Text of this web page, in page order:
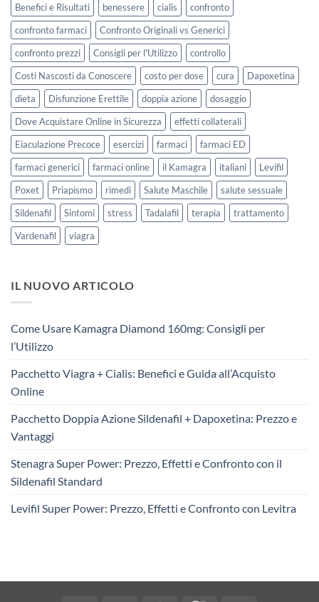
Benefici e Risultati
benessere cialis
confronto
confronto farmaci
Confronto Originali vs Generici
confronto prezzi
Consigli per l'Utilizzo
controllo
Costi Nascosti da Conoscere
costo per dose cura
Dapoxetina
dieta
Disfunzione Erettile doppia azione
dosaggio
Dove Acquistare Online in Sicurezza
effetti collaterali
Eiaculazione Precoce
esercizi farmaci
farmaci ED
farmaci generici
farmaci online il Kamagra italiani
Levifil
Poxet
Priapismo rimedi Salute Maschile
salute sessuale
Sildenafil
Sintomi stress Tadalafil terapia
trattamento
Vardenafil
viagra
IL NUOVO ARTICOLO
Come Usare Kamagra Diamond 160mg: Consigli per
l’Utilizzo
Pacchetto Viagra + Cialis: Benefici e Guida all’Acquisto
Online
Pacchetto Doppia Azione Sildenafil + Dapoxetina: Prezzo e
Vantaggi
Stenagra Super Power: Prezzo, Effetti e Confronto con il
Sildenafil Standard
Levifil Super Power: Prezzo, Effetti e Confronto con Levitra